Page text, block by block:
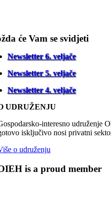
će Vam se svidjeti
Newsletter 6. veljače
Newsletter 5. veljače
Newsletter 4. veljače
UDRUŽENJU
interesno udruženje
isključivo nosi privatni
o udruženju
is a proud member